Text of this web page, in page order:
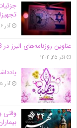
آذر ۲۶, ۱۴۰۴
عناوین روزنامه‌های البرز در ‌18 آذرماه/صدرنشینی در ارائه خدمات زایمان بی‌درد
آذر ۲۵, ۱۴۰۴
آذر ۲۵, ۱۴۰۴
وقتی